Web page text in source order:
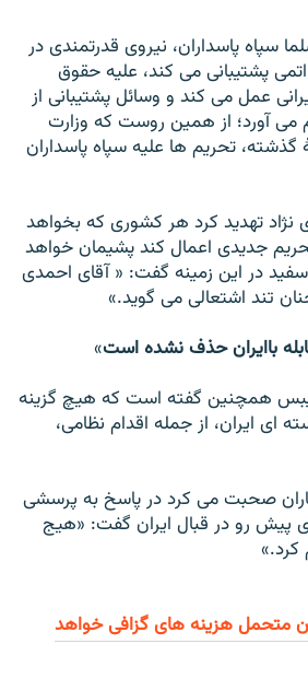
سپاه پاسداران، نيروی قدرتمندی در
پشتيبانی می کند، عليه حقوق
عمل می کند و وسائل پشتيبانی از
می آورد؛ از همين روست که وزارت
گذشته، تحريم ها عليه سپاه پاسداران
نژاد تهديد کرد هر کشوری که بخواهد
جديدی اعمال کند پشيمان خواهد
در اين زمينه گفت: « آقای احمدی
تند اشتعالی می گويد.»
باایران حذف نشده است»
همچنین گفته است که هيچ گزينه
ای ايران، از جمله اقدام نظامی،
صحبت می کرد در پاسخ به پرسشی
رو در قبال ايران گفت: «هيج
کرد.»
متحمل هزینه های گزافی خواهد